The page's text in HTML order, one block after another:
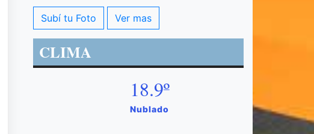
Subí tu Foto Ver mas
CLIMA
18.9º
Nublado